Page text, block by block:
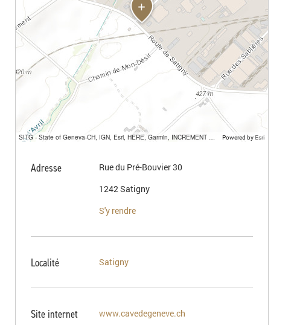
SITG - State of Geneva-CH, IGN, Esri, HERE, Garmin, INCREMENT P, USGS, METI/NASA Powered by Esri
Adresse
Rue du Pré-Bouvier 30
1242 Satigny
S'y rendre
Localité Satigny
Site internet www.cavedegeneve.ch